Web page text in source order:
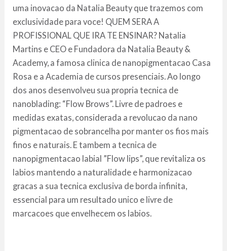
uma inovacao da Natalia Beauty que trazemos com
exclusividade para voce! QUEM SERA A
PROFISSIONAL QUE IRA TE ENSINAR? Natalia
Martins e CEO e Fundadora da Natalia Beauty &
Academy, a famosa clinica de nanopigmentacao Casa
Rosa e a Academia de cursos presenciais. Ao longo
dos anos desenvolveu sua propria tecnica de
nanoblading: “Flow Brows”. Livre de padroes e
medidas exatas, considerada a revolucao da nano
pigmentacao de sobrancelha por manter os fios mais
finos e naturais. E tambem a tecnica de
nanopigmentacao labial ”Flow lips”, que revitaliza os
labios mantendo a naturalidade e harmonizacao
gracas a sua tecnica exclusiva de borda infinita,
essencial para um resultado unico e livre de
marcacoes que envelhecem os labios.